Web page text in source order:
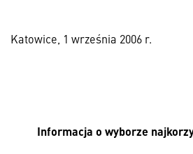
Katowice, 1 września 2006 r.
Informacja o wyborze